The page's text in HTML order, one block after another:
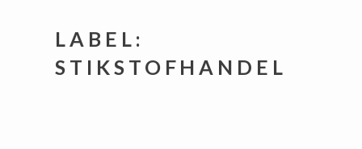
LABEL:
STIKSTOFHANDEL